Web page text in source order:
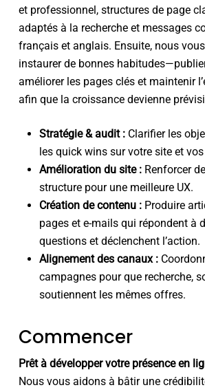
et professionnel, structures de page
adaptés à la recherche et messages
français et anglais. Ensuite, nous
instaurer de bonnes
améliorer les pages clés et maintenir
afin que la croissance devienne
Stratégie & audit :Clarifier les
les quick wins sur votre site et
Amélioration du site :Renforcer
structure pour une meilleure UX.
Création de contenu :Produire
pages et e-mails qui répondent à
questions et déclenchent l’action.
Alignement des canaux :
campagnes pour que recherche,
soutiennent les mêmes offres.
Commencer
Prêt à développer votre présence en
Nous vous aidons à bâtir une